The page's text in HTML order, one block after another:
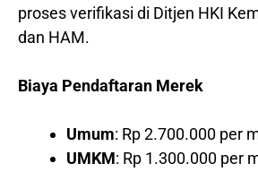
proses verifikasi di Ditjen HKI
dan HAM.
Biaya Pendaftaran Merek
Umum: Rp 2.700.000 per
UMKM: Rp 1.300.000 per